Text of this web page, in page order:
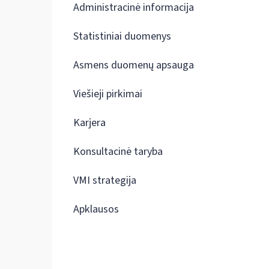
Administracinė informacija
Statistiniai duomenys
Asmens duomenų apsauga
Viešieji pirkimai
Karjera
Konsultacinė taryba
VMI strategija
Apklausos